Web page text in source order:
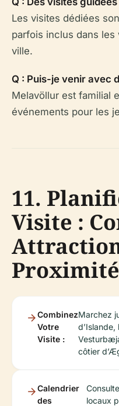
Les visites dédiées
parfois inclus dans
ville.
Q : Puis-je venir avec
Melavöllur est familial
événements pour les
11.
Visite :
Proximité
Combinez
Votre
Visite :
Marchez
côtier
Calendrier
des
locaux